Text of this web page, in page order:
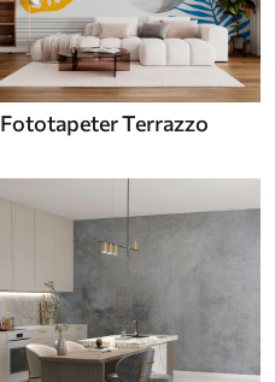
Fototapeter Terrazzo